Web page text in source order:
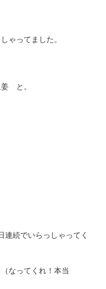
ゃってました。
と。
連続でいらっしゃってく
なってくれ！本当